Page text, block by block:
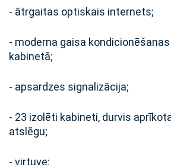
- ātrgaitas optiskais internets;
- moderna gaisa
kabinetā;
- apsardzes signalizācija;
- 23 izolēti kabineti, durvis
atslēgu;
- virtuve;